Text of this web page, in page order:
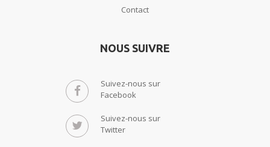
Contact
NOUS SUIVRE
Suivez-nous sur
Facebook
Suivez-nous sur
Twitter